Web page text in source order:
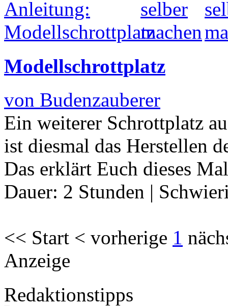
Modellschrottplatz
von Budenzauberer
Ein weiterer Schrottplatz
ist diesmal das Herstellen
Das erklärt Euch dieses
Dauer: 2 Stunden |
<< Start < vorherige 1
Anzeige
Redaktionstipps